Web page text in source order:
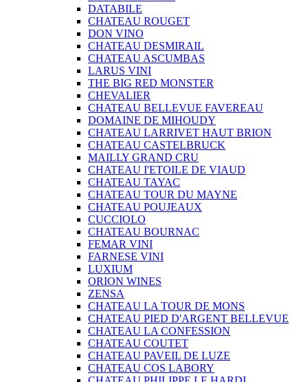
DATABILE
CHATEAU ROUGET
DON VINO
CHATEAU DESMIRAIL
CHATEAU ASCUMBAS
LARUS VINI
THE BIG RED MONSTER
CHEVALIER
CHATEAU BELLEVUE FAVEREAU
DOMAINE DE MIHOUDY
CHATEAU LARRIVET HAUT BRION
CHATEAU CASTELBRUCK
MAILLY GRAND CRU
CHATEAU I'ETOILE DE VIAUD
CHATEAU TAYAC
CHATEAU TOUR DU MAYNE
CHATEAU POUJEAUX
CUCCIOLO
CHATEAU BOURNAC
FEMAR VINI
FARNESE VINI
LUXIUM
ORION WINES
ZENSA
CHATEAU LA TOUR DE MONS
CHATEAU PIED D'ARGENT BELLEVUE
CHATEAU LA CONFESSION
CHATEAU COUTET
CHATEAU PAVEIL DE LUZE
CHATEAU COS LABORY